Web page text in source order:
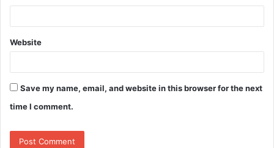
Website
Save my name, email, and website in this browser for the next
time I comment.